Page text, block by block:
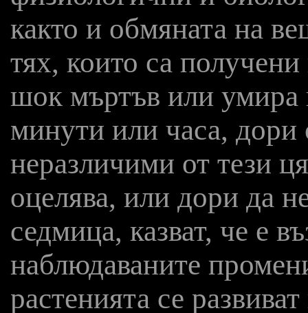
както и обмяната на
тях, които са
шок мъртъв или умира
минути или часа, дори
неразличими от тези
оцелява, или дори да
седмица, казват, че е
наблюдаваните
растенията се